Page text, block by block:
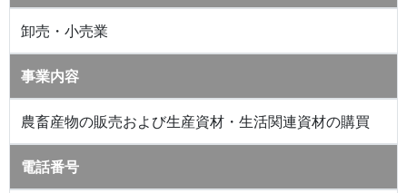
卸売・小売業
事業内容
農畜産物の販売および生産資材・生活関連資材の購買
電話番号